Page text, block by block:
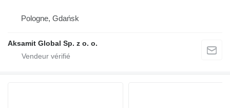
Pologne, Gdańsk
Aksamit Global Sp. z o. o.